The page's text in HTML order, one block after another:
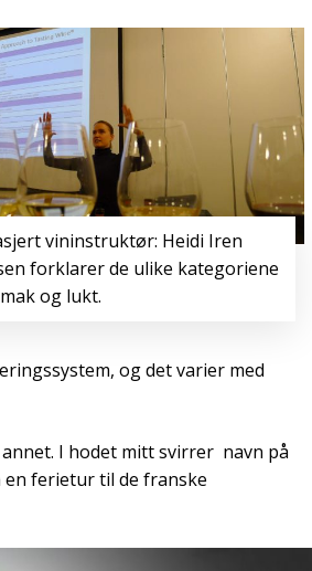
vininstruktør: Heidi Iren
forklarer de ulike kategoriene
og lukt.
og det varier med
I hodet mitt svirrer navn på
en ferietur til de franske